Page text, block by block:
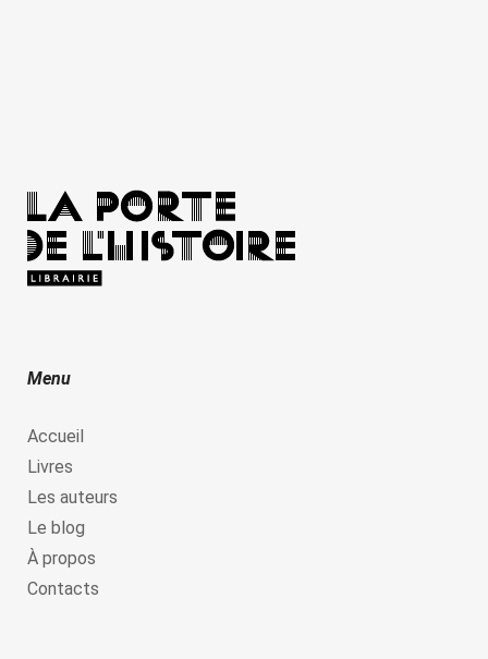
Menu
Accueil
Livres
Les auteurs
Le blog
À propos
Contacts